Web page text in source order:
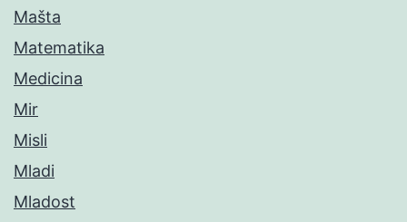
Mašta
Matematika
Medicina
Mir
Misli
Mladi
Mladost